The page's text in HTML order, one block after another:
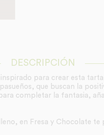
DESCRIPCIÓN
para crear esta
que buscan la
completar la fantasia,
en Fresa y Chocolate